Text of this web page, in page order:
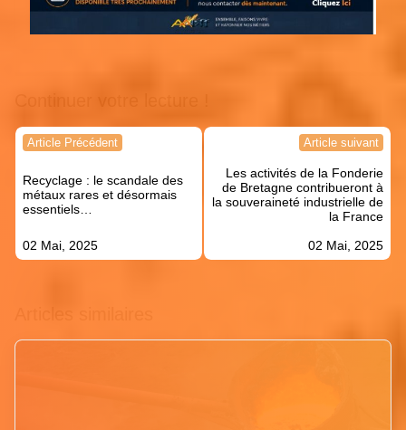
Navigation
l’article
Article Précédent
Recyclage : le scandale des
métaux rares et désormais
essentiels…
02 Mai, 2025
Article suivant
Les activités de la Fonderie
de Bretagne contribueront à
la souveraineté industrielle de
la France
02 Mai, 2025